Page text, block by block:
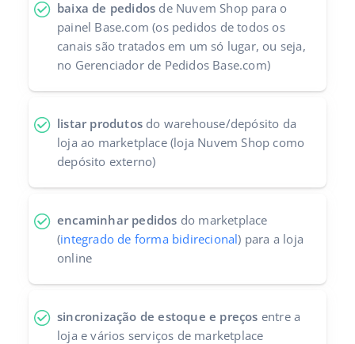
中文
baixa de pedidos de Nuvem Shop para o
painel Base.com (os pedidos de todos os
canais são tratados em um só lugar, ou seja,
no Gerenciador de Pedidos Base.com)
listar produtos do warehouse/depósito da
loja ao marketplace (loja Nuvem Shop como
depósito externo)
encaminhar pedidos do marketplace
(integrado de forma bidirecional) para a loja
online
sincronização de estoque e preços entre a
loja e vários serviços de marketplace